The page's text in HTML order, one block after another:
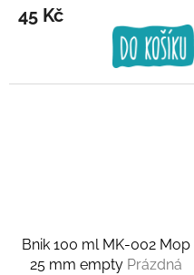
45 Kč
Bnik 100 ml MK-002 Mop
25 mm empty Prázdná